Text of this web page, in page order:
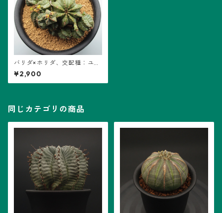
バリダ×ホリダ、交配種：ユー
フォルビア属 (B01) ※雄株
¥2,900
同じカテゴリの商品